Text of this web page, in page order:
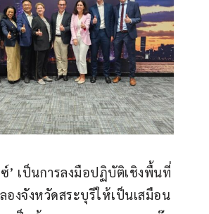
’ เป็นการลงมือปฏิบัติเชิงพื้นที่
องจังหวัดสระบุรีให้เป็นเสมือน